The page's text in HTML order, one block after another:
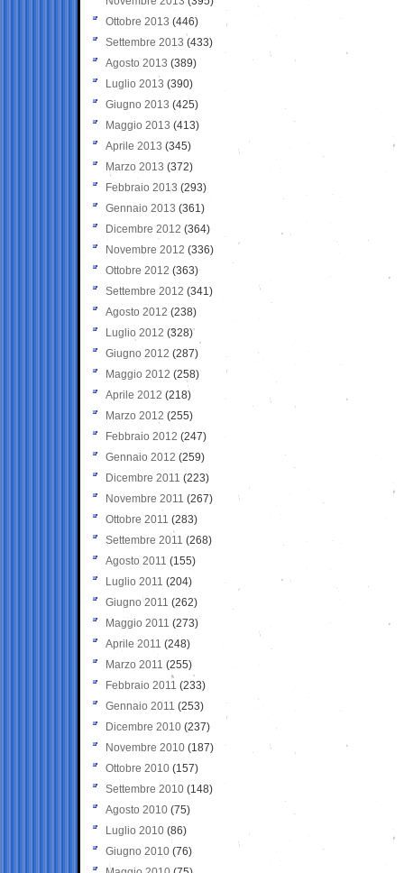
Ottobre 2013 (446)
Settembre 2013 (433)
Agosto 2013 (389)
Luglio 2013 (390)
Giugno 2013 (425)
Maggio 2013 (413)
Aprile 2013 (345)
Marzo 2013 (372)
Febbraio 2013 (293)
Gennaio 2013 (361)
Dicembre 2012 (364)
Novembre 2012 (336)
Ottobre 2012 (363)
Settembre 2012 (341)
Agosto 2012 (238)
Luglio 2012 (328)
Giugno 2012 (287)
Maggio 2012 (258)
Aprile 2012 (218)
Marzo 2012 (255)
Febbraio 2012 (247)
Gennaio 2012 (259)
Dicembre 2011 (223)
Novembre 2011 (267)
Ottobre 2011 (283)
Settembre 2011 (268)
Agosto 2011 (155)
Luglio 2011 (204)
Giugno 2011 (262)
Maggio 2011 (273)
Aprile 2011 (248)
Marzo 2011 (255)
Febbraio 2011 (233)
Gennaio 2011 (253)
Dicembre 2010 (237)
Novembre 2010 (187)
Ottobre 2010 (157)
Settembre 2010 (148)
Agosto 2010 (75)
Luglio 2010 (86)
Giugno 2010 (76)